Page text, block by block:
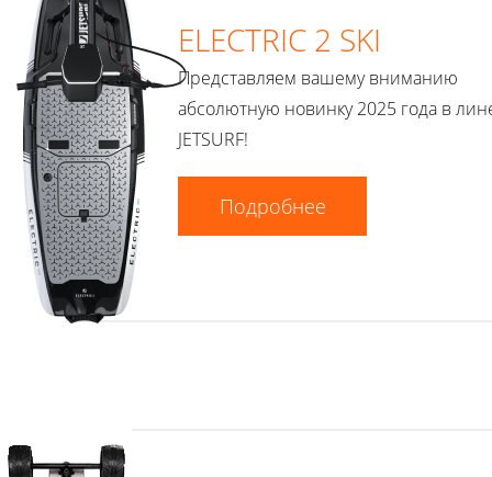
ELECTRIC 2 SKI
Представляем вашему вниманию
абсолютную новинку 2025 года в
JETSURF!
Подробнее